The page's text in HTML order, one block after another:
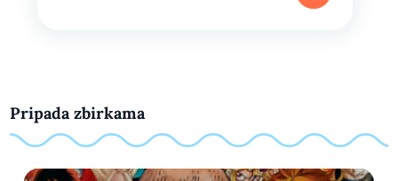
Pripada zbirkama